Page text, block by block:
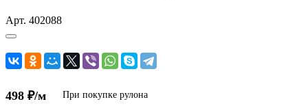
Арт. 402088
498 ₽/м При покупке рулона